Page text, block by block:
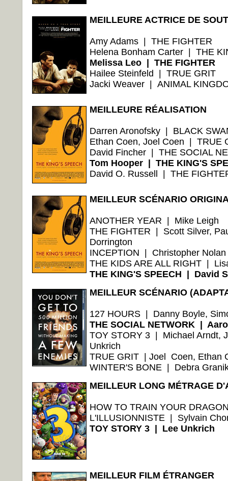
MEILLEURE ACTRICE DE
Amy Adams | THE FIGHTER
Helena Bonham Carter | THE
Melissa Leo | THE FIGHTER
Hailee Steinfeld | TRUE GRIT
Jacki Weaver | ANIMAL
MEILLEURE RÉALISATION
Darren Aronofsky | BLACK
Ethan Coen, Joel Coen | TRUE
David Fincher | THE SOCIAL
Tom Hooper | THE KING'S
David O. Russell | THE
MEILLEUR SCÉNARIO
ANOTHER YEAR | Mike Leigh
THE FIGHTER | Scott Silver,
Dorrington
INCEPTION | Christopher Nolan
THE KIDS ARE ALL RIGHT |
THE KING'S SPEECH | David
MEILLEUR SCÉNARIO
127 HOURS | Danny Boyle,
THE SOCIAL NETWORK |
TOY STORY 3 | Michael Arndt,
Unkrich
TRUE GRIT | Joel Coen, Ethan
WINTER'S BONE | Debra
MEILLEUR LONG MÉTRAGE
HOW TO TRAIN YOUR
L'ILLUSIONNISTE | Sylvain
TOY STORY 3 | Lee Unkrich
MEILLEUR FILM ÉTRANGER